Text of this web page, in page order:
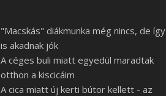
"Macskás" diákmunka még nincs, de így
is akadnak jók
A céges buli miatt egyedül maradtak
otthon a kiscicáim
A cica miatt új kerti bútor kellett - az